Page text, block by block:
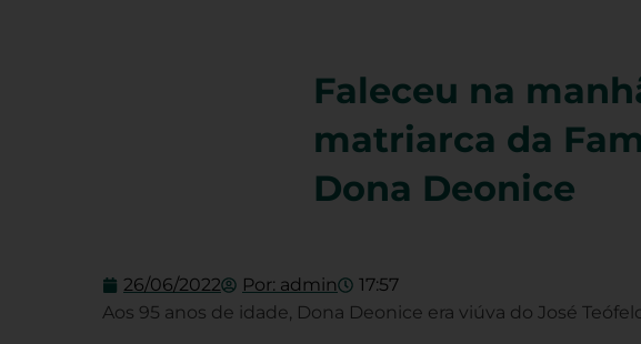
Faleceu na
matriarca da
Dona Deonice
26/06/2022 Por: admin
17:57
Aos 95 anos de idade, Dona Deonice era viúva do José